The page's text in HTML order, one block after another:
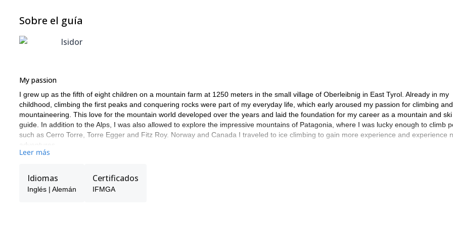
Sobre el guía
Isidor
My passion
I grew up as the fifth of eight children on a mountain farm at 1250 meters in the small village of Oberleibnig in East Tyrol. Already in my
childhood, climbing the first peaks and conquering rocks were part of my everyday life, which early aroused my passion for climbing and
mountaineering. This love for the mountain world developed over the years and laid the foundation for my career as a mountain and ski
guide. In addition to the Alps, I was also allowed to explore the impressive mountains of Patagonia, where I was lucky enough to climb
such as Cerro Torre, Torre Egger and Fitz Roy. Norway and Canada I traveled to ice climbing to gain more experience and experience
adventures.
These experiences and experiences shape my work today as a mountain guide.
My way to the mountains
Leer más
Idiomas
Inglés | Alemán
Certificados
IFMGA